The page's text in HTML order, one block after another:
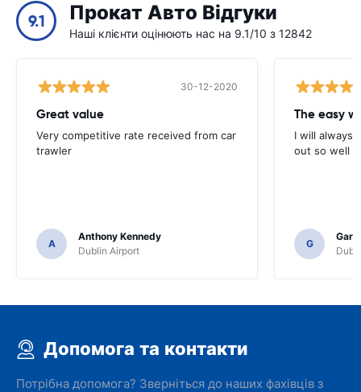
9.1 Прокат Авто Відгуки
Наші клієнти оцінюють нас на 9.1/10 з 12842
30-12-2020
Great value
Very competitive rate received from car
trawler
A
Anthony Kennedy
Dublin Airport
I will always
out so well
G
Gary
Допомога та контакти
Потрібна допомога? Зверніться до наших фахівців з